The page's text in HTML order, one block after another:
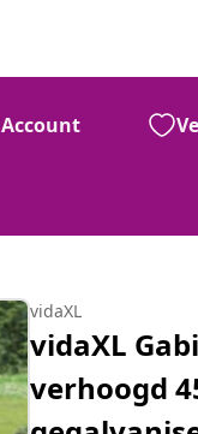
Account
vidaXL
vidaXL
verhoogd